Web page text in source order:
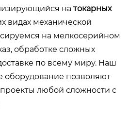
на токарных
видах механической
на мелкосерийном
обработке сложных
по всему миру. Наш
оборудование позволяют
любой сложности с